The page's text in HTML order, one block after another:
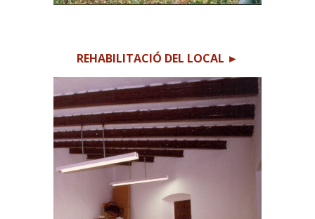
REHABILITACIÓ DEL LOCAL ►